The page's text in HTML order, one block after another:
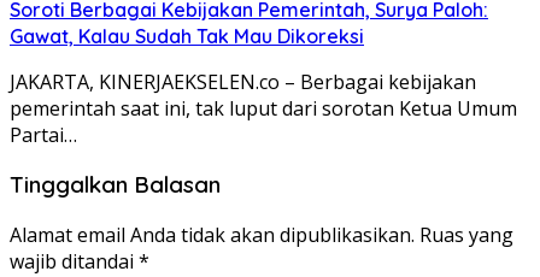
Soroti Berbagai Kebijakan Pemerintah, Surya Paloh:
Gawat, Kalau Sudah Tak Mau Dikoreksi
JAKARTA, KINERJAEKSELEN.co – Berbagai kebijakan
pemerintah saat ini, tak luput dari sorotan Ketua Umum
Partai…
Tinggalkan Balasan
Alamat email Anda tidak akan dipublikasikan. Ruas yang
wajib ditandai *